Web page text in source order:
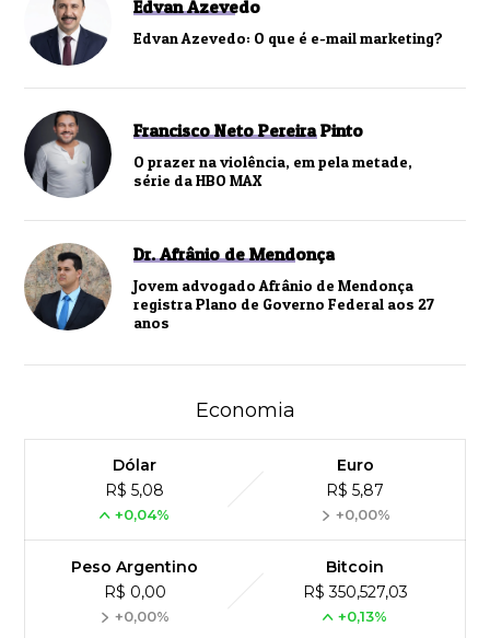
Edvan Azevedo
Edvan Azevedo: O que é e-mail marketing?
Francisco Neto Pereira Pinto
O prazer na violência, em pela metade,
série da HBO MAX
Dr. Afrânio de Mendonça
Jovem advogado Afrânio de Mendonça
registra Plano de Governo Federal aos 27
anos
Economia
Dólar
R$ 5,08
+0,04%
Euro
R$ 5,87
+0,00%
Peso Argentino
R$ 0,00
+0,00%
Bitcoin
R$ 350,527,03
+0,13%